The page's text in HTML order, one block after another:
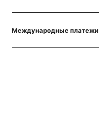
Международные платежи